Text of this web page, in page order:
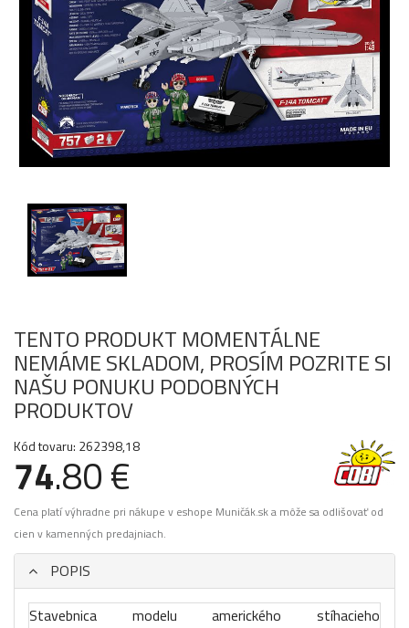
TENTO PRODUKT MOMENTÁLNE
NEMÁME SKLADOM, PROSÍM POZRITE SI
NAŠU PONUKU PODOBNÝCH
PRODUKTOV
Kód tovaru: 262398,18
74.80 €
Cena platí výhradne pri nákupe v eshope Muničák.sk a môže sa odlišovať od
cien v kamenných predajniach.
POPIS
Stavebnica modelu amerického stíhacieho